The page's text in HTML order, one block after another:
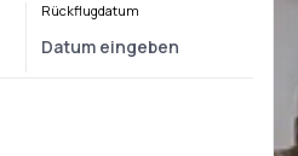
Rückflugdatum